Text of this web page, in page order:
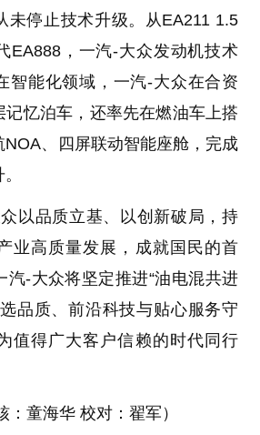
未停止技术升级。从EA211 1.5
EA888，一汽-大众发动机技术
智能化领域，一汽-大众在合资
记忆泊车，还率先在燃油车上搭
、四屏联动智能座舱，完成
以品质立基、以创新破局，持
业高质量发展，成就国民的首
汽-大众将坚定推进“油电混共进
品质、前沿科技与贴心服务守
值得广大客户信赖的时代同行
：童海华 校对：翟军）